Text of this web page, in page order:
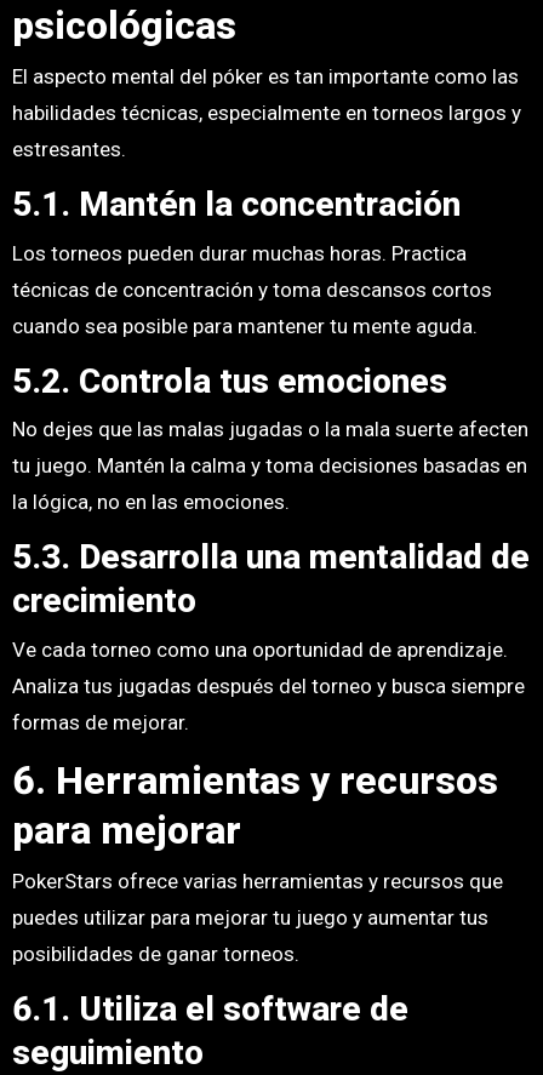
psicológicas
El aspecto mental del póker es tan importante como las
habilidades técnicas, especialmente en torneos largos y
estresantes.
5.1. Mantén la concentración
Los torneos pueden durar muchas horas. Practica
técnicas de concentración y toma descansos cortos
cuando sea posible para mantener tu mente aguda.
5.2. Controla tus emociones
No dejes que las malas jugadas o la mala suerte afecten
tu juego. Mantén la calma y toma decisiones basadas en
la lógica, no en las emociones.
5.3. Desarrolla una mentalidad de
crecimiento
Ve cada torneo como una oportunidad de aprendizaje.
Analiza tus jugadas después del torneo y busca siempre
formas de mejorar.
6. Herramientas y recursos
para mejorar
PokerStars ofrece varias herramientas y recursos que
puedes utilizar para mejorar tu juego y aumentar tus
posibilidades de ganar torneos.
6.1. Utiliza el software de
seguimiento